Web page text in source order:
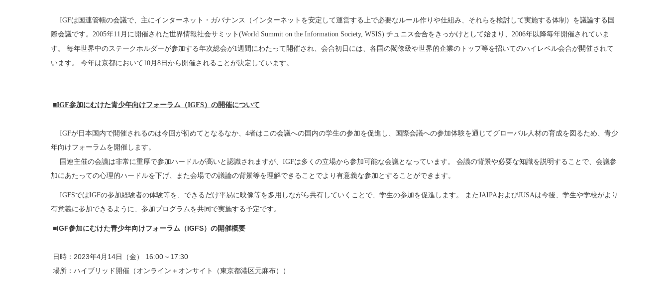
IGFは国連管轄の会議で、主にインターネット・ガバナンス（ インターネットを安定して運営する上で必要なルール作りや仕組み、それらを検討して実施する体制）を議論する国
際会議です。 2005年11 月に開催された世界情報社会サミット (World Summit on the Information Society, WSIS) チュニス会合をきっかけとして始まり、 2006年以降毎年開催されていま
す。
毎年世界中のステークホルダーが参加する年次総会が1週間にわた って開催され、会合初日には、 各国の閣僚級や世界的企業のトップ等を招いてのハイレベル会合が開催されて
います。
今年は京都において 10月 8 日から開催されることが決定していま す。
■IGF参加にむけた青少年向けフォーラム（IGFS） の開催について
IGFが日本国内で開催されるのは今回が初めてとなるなか、 4者はこの会議への国内の学生の参加を促進し、 国際会議への参加体験を通じてグローバル人材の育成を図るため、 青少
年向けフォーラムを開催します。
国連主催の会議は非常に重厚で参加ハードルが高いと認識されますが、 IGFは多くの立場から参加可能な会議となっています。 会議の背景や必要な知識を説明することで、 会議参
加にあたっての心理的ハードルを下げ、
また会場での議論の背景等を理解できることでより有意義な参加と することができます。
IGFSではIGFの参加経験者の体験等を、 できるだけ平易に映像等を多用しながら共有していくことで、 学生の参加を促進します。 またJAIPAおよびJUSAは今後、 学生や学校がより
有意義に参加できるように、 参加プログラムを共同で実施する予定です。
■IGF参加にむけた青少年向けフォーラム（IGFS） の開催概要
日時： 2023年4月 14日（金） 16:00～ 17:30
場所：ハイブリッド開催（オンライン＋オンサイト（東京都港区元麻布））